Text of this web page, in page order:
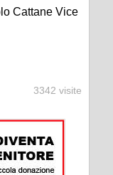
Cattane Vice
3342 visite